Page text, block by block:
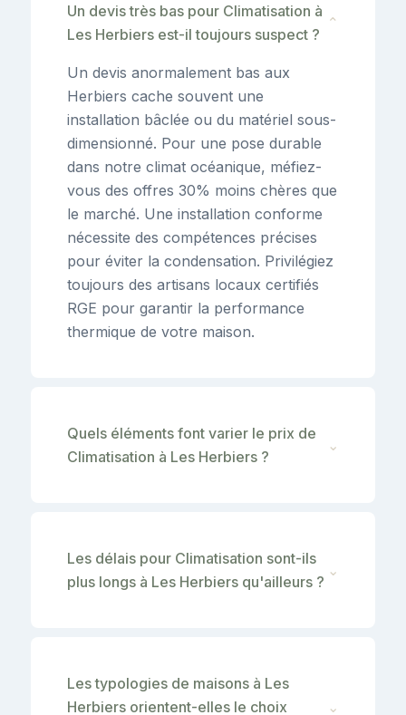
Un devis très bas pour Climatisation à
Les Herbiers est-il toujours suspect ?
⌄
Un devis anormalement bas aux
Herbiers cache souvent une
installation bâclée ou du matériel sous-
dimensionné. Pour une pose durable
dans notre climat océanique, méfiez-
vous des offres 30% moins chères que
le marché. Une installation conforme
nécessite des compétences précises
pour éviter la condensation. Privilégiez
toujours des artisans locaux certifiés
RGE pour garantir la performance
thermique de votre maison.
Quels éléments font varier le prix de
Climatisation à Les Herbiers ?
⌄
Les délais pour Climatisation sont-ils
plus longs à Les Herbiers qu'ailleurs ?
⌄
Les typologies de maisons à Les
Herbiers orientent-elles le choix
⌄